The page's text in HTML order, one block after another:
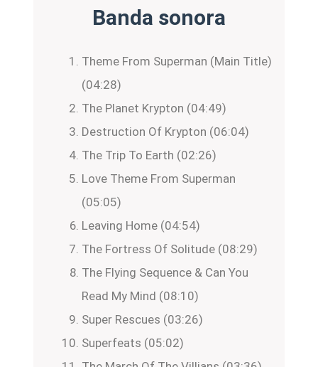
Banda sonora
Theme From Superman (Main Title)
(04:28)
The Planet Krypton (04:49)
Destruction Of Krypton (06:04)
The Trip To Earth (02:26)
Love Theme From Superman
(05:05)
Leaving Home (04:54)
The Fortress Of Solitude (08:29)
The Flying Sequence & Can You
Read My Mind (08:10)
Super Rescues (03:26)
Superfeats (05:02)